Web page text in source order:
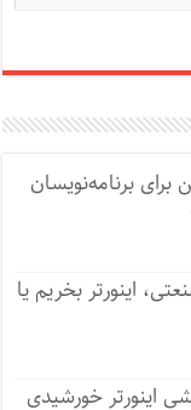
برنامه‌نویسان
اینورتر بخریم یا
اینورتر خورشیدی